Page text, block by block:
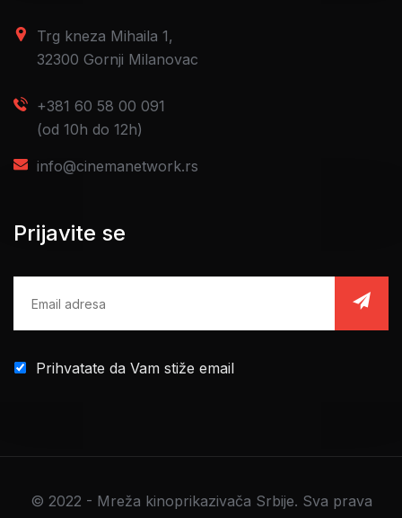
Trg kneza Mihaila 1,
32300 Gornji Milanovac
+381 60 58 00 091
(od 10h do 12h)
info@cinemanetwork.rs
Prijavite se
Prihvatate da Vam stiže email
© 2022 - Mreža kinoprikazivača Srbije. Sva prava